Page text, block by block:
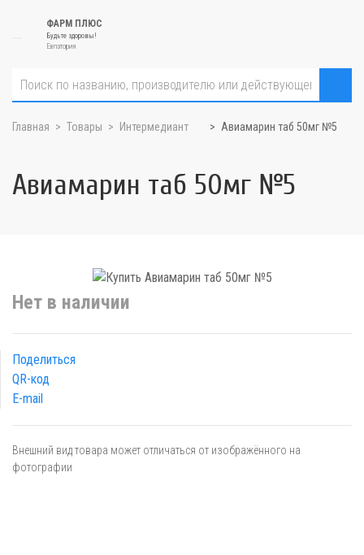
ФАРМ ПЛЮС
Будьте здоровы!
Евпатория
Главная Товары Интермедиант Авиамарин таб 50мг №5
Авиамарин таб 50мг №5
Нет в наличии
Поделиться
QR-код
E-mail
Внешний вид товара может отличаться от изображённого на
фотографии